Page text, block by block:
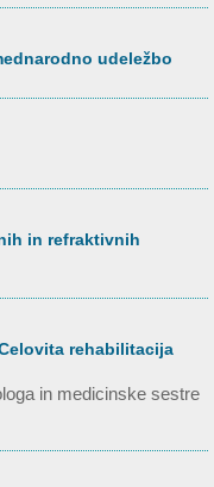
udeležbo
in refraktivnih
rehabilitacija
in medicinske sestre